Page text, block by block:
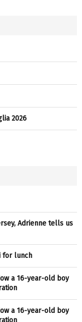
2026
Adrienne tells us
for lunch
a 16-year-old boy
a 16-year-old boy